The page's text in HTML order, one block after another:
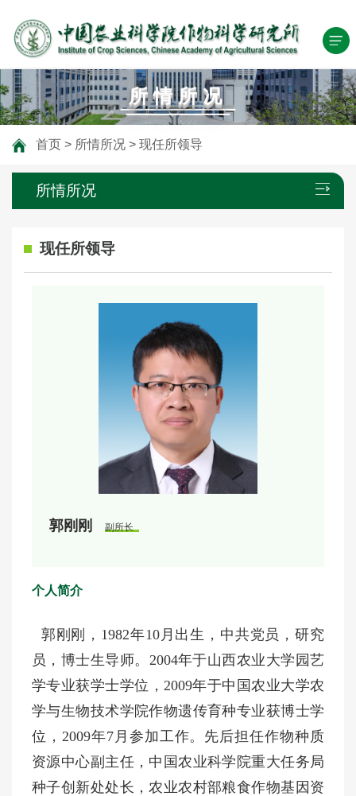
所情所况
首页 > 所情所况 > 现任所领导
所情所况
现任所领导
郭刚刚 副所长
个人简介
郭刚刚， 1982年10月出生，中共党员，研究
员，博士生导师。2004年于山西农业大学园艺
学专业获学士学位，2009年于中国农业大学农
学与生物技术学院作物遗传育种专业获博士学
位，2009年7月参加工作。先后担任作物种质
资源中心副主任，中国农业科学院重大任务局
种子创新处处长，农业农村部粮食作物基因资